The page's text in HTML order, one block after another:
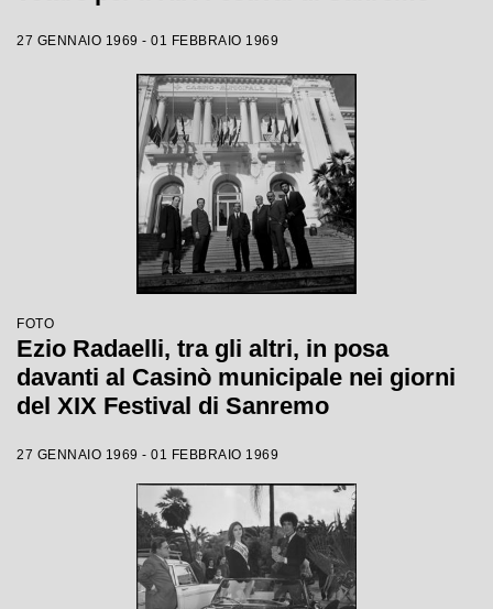
27 GENNAIO 1969 - 01 FEBBRAIO 1969
FOTO
Ezio Radaelli, tra gli altri, in posa
davanti al Casinò municipale nei giorni
del XIX Festival di Sanremo
27 GENNAIO 1969 - 01 FEBBRAIO 1969